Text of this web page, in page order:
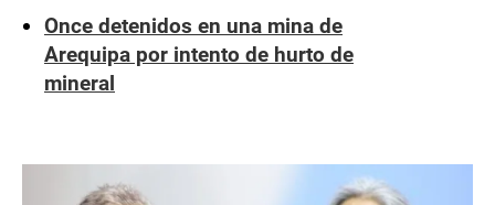
Once detenidos en una mina de
Arequipa por intento de hurto de
mineral